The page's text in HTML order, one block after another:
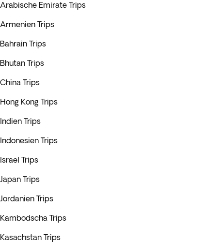
Arabische Emirate Trips
Armenien Trips
Bahrain Trips
Bhutan Trips
China Trips
Hong Kong Trips
Indien Trips
Indonesien Trips
Israel Trips
Japan Trips
Jordanien Trips
Kambodscha Trips
Kasachstan Trips